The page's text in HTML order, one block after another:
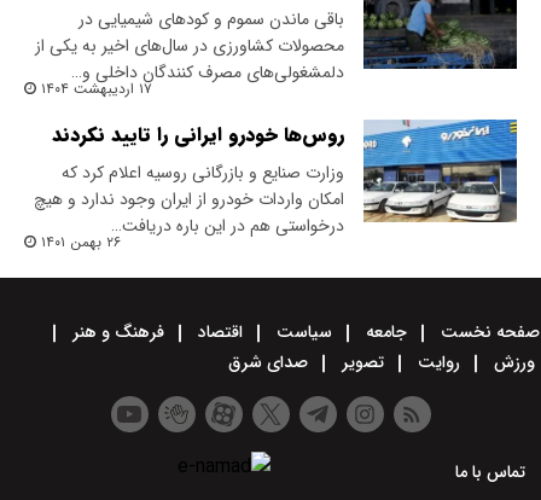
باقی ماندن سموم و کود‌های شیمیایی در
محصولات کشاورزی در سال‌های اخیر به یکی از
دلمشغولی‌های مصرف کنندگان داخلی و…
۱۷ اردیبهشت ۱۴۰۴
روس‌ها خودرو ایرانی را تایید نکردند
وزارت صنایع و بازرگانی روسیه اعلام کرد که
امکان واردات خودرو از ایران وجود ندارد و هیچ
درخواستی هم در این باره دریافت…
۲۶ بهمن ۱۴۰۱
صفحه نخست جامعه سیاست اقتصاد
فرهنگ و هنر
ورزش
روایت تصویر صدای شرق
تماس با ما